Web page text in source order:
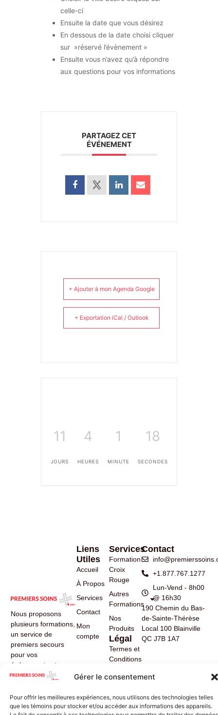
Gérer le consentement
Pour offrir les meilleures expériences, nous utilisons des technologies telles
que les témoins pour stocker et/ou accéder aux informations des appareils.
celle-ci
Ensuite la date que vous désirez
En dessous de la date choisi cliquer
sur »réservé l’évènement »
Ensuite vous n’avez qu’à répondre
aux questions pour vos informations
PARTAGEZ CET
ÉVÉNEMENT
+ Ajouter à mon Agenda Google
+ Exportation iCal / Outlook
11
JOURS
4
HEURES
1
MINUTE
18
SECONDES
Nous proposons
plusieurs formations,
un service de
premiers secours
pour vos
événements et nous
pouvons mettre à
premiers soins de
votre entreprise.
Services
Formation
Croix
Rouge
Autres
Formations
Nos
Produits
Légal
Termes et
Conditions
Politique de
Liens
Utiles
Accueil
À Propos
Services
Contact
Mon
compte
Contact
+1.877.767.1277
Lun-Vend - 8h00
@ 16h30
190 Chemin du Bas-
de-Sainte-Thérèse
Local 100 Blainville
QC J7B 1A7